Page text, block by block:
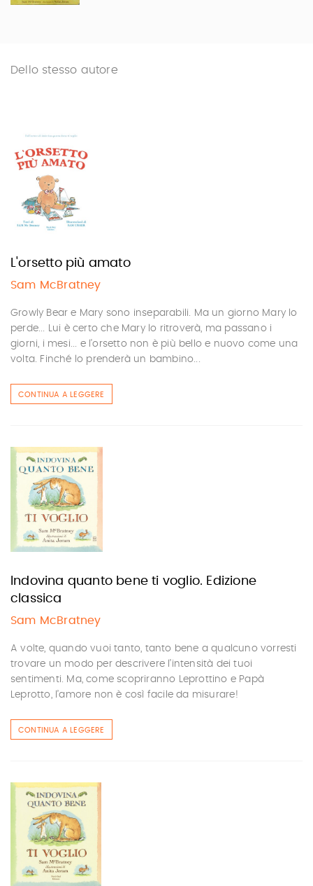
Dello stesso autore
L'orsetto più amato
Sam McBratney
Growly Bear e Mary sono inseparabili. Ma un giorno Mary lo
perde... Lui è certo che Mary lo ritroverà, ma passano i
giorni, i mesi... e l'orsetto non è più bello e nuovo come una
volta. Finché lo prenderà un bambino...
CONTINUA A LEGGERE
Indovina quanto bene ti voglio. Edizione
classica
Sam McBratney
A volte, quando vuoi tanto, tanto bene a qualcuno vorresti
trovare un modo per descrivere l’intensità dei tuoi
sentimenti. Ma, come scopriranno Leprottino e Papà
Leprotto, l’amore non è così facile da misurare!
CONTINUA A LEGGERE